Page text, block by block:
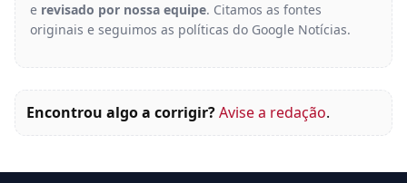
e revisado por nossa equipe. Citamos as fontes
originais e seguimos as políticas do Google Notícias.
Encontrou algo a corrigir?Avise a redação.